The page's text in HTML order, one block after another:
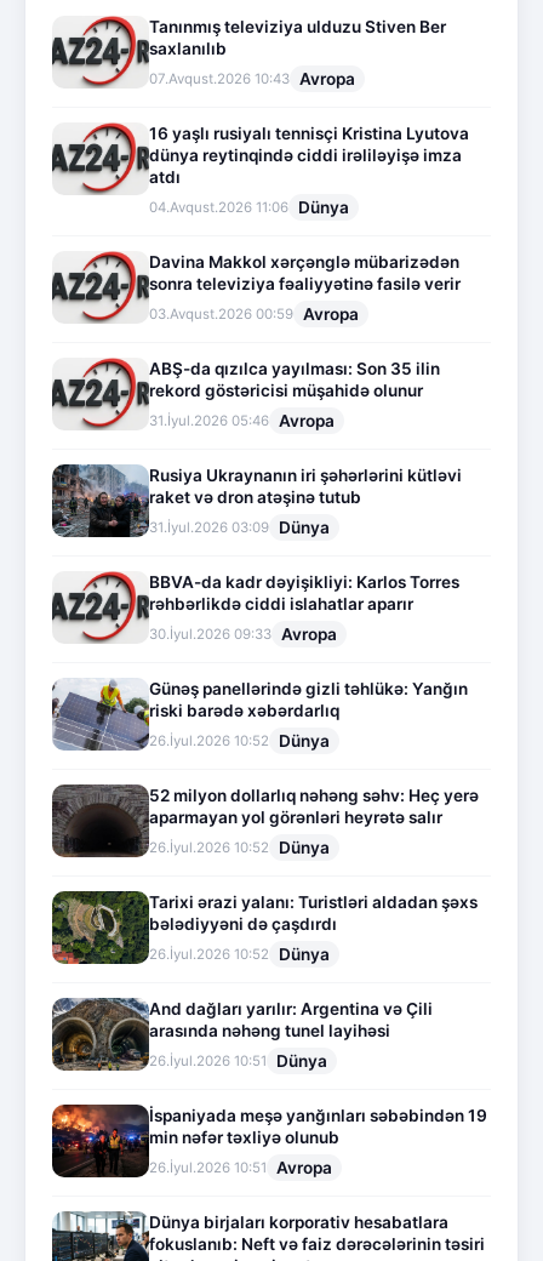
Tanınmış televiziya ulduzu Stiven Ber
saxlanılıb
07.Avqust.2026 10:43 Avropa
16 yaşlı rusiyalı tennisçi Kristina Lyutova
dünya reytinqində ciddi irəliləyişə imza
atdı
04.Avqust.2026 11:06 Dünya
Davina Makkol xərçənglə mübarizədən
sonra televiziya fəaliyyətinə fasilə verir
03.Avqust.2026 00:59 Avropa
ABŞ-da qızılca yayılması: Son 35 ilin
rekord göstəricisi müşahidə olunur
31.İyul.2026 05:46 Avropa
Rusiya Ukraynanın iri şəhərlərini kütləvi
raket və dron atəşinə tutub
31.İyul.2026 03:09 Dünya
BBVA-da kadr dəyişikliyi: Karlos Torres
rəhbərlikdə ciddi islahatlar aparır
30.İyul.2026 09:33 Avropa
Günəş panellərində gizli təhlükə: Yanğın
riski barədə xəbərdarlıq
26.İyul.2026 10:52 Dünya
52 milyon dollarlıq nəhəng səhv: Heç yerə
aparmayan yol görənləri heyrətə salır
26.İyul.2026 10:52 Dünya
Tarixi ərazi yalanı: Turistləri aldadan şəxs
bələdiyyəni də çaşdırdı
26.İyul.2026 10:52 Dünya
And dağları yarılır: Argentina və Çili
arasında nəhəng tunel layihəsi
26.İyul.2026 10:51 Dünya
İspaniyada meşə yanğınları səbəbindən 19
min nəfər təxliyə olunub
26.İyul.2026 10:51 Avropa
Dünya birjaları korporativ hesabatlara
fokuslanıb: Neft və faiz dərəcələrinin təsiri